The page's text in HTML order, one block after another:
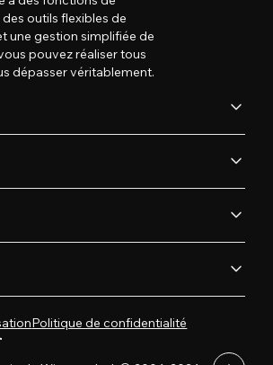
outils flexibles de
une gestion simplifiée de
pouvez réaliser tous
dépasser véritablement.
Politique de confidentialité